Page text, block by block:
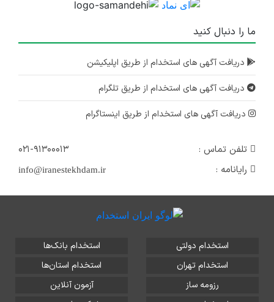
ما را دنبال کنید
دریافت آگهی های استخدام از طریق اپلیکیشن
دریافت آگهی های استخدام از طریق تلگرام
دریافت آگهی های استخدام از طریق اینستاگرام
تلفن تماس :
۰۲۱-۹۱۳۰۰۰۱۳
رایانامه :
info@iranestekhdam.ir
استخدام دولتی
استخدام بانک‌ها
استخدام تهران
استخدام استان‌ها
رزومه ساز
آزمون آنلاین